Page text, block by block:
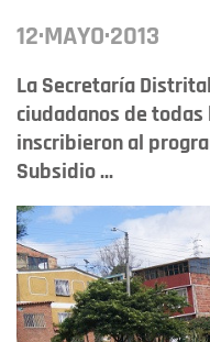
12·MAYO·2013
La Secretaría
ciudadanos de
inscribieron al
Subsidio ...